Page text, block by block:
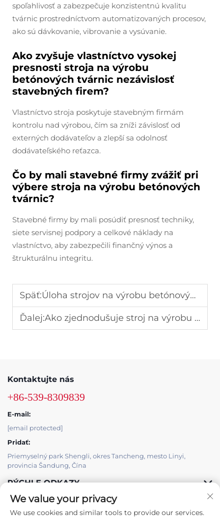
spoľahlivosť a zabezpečuje konzistentnú kvalitu
tvárnic prostredníctvom automatizovaných procesov,
ako sú dávkovanie, vibrovanie a vysúvanie.
Ako zvyšuje vlastníctvo vysokej
presnosti stroja na výrobu
betónových tvárnic nezávislosť
stavebných firem?
Vlastníctvo stroja poskytuje stavebným firmám
kontrolu nad výrobou, čím sa zníži závislosť od
externých dodávateľov a zlepší sa odolnosť
dodávateľského reťazca.
Čo by mali stavebné firmy zvážiť pri
výbere stroja na výrobu betónových
tvárnic?
Stavebné firmy by mali posúdiť presnosť techniky,
siete servisnej podpory a celkové náklady na
vlastníctvo, aby zabezpečili finančný výnos a
štrukturálnu integritu.
Späť:Úloha strojov na výrobu betónových tvárnic pri modernom mestskom rozvoji
Ďalej:Ako zjednodušuje stroj na výrobu betónových blokov výrobu tehál v akejkoľvek továrni
Kontaktujte nás
+86-539-8309839
E-mail:
[email protected]
Pridať:
Priemyselný park Shengli, okres Tancheng, mesto Linyi,
provincia Šandung, Čína
RÝCHLE ODKAZY
PRODUKTY
We value your privacy
We use cookies and similar tools to provide our services.